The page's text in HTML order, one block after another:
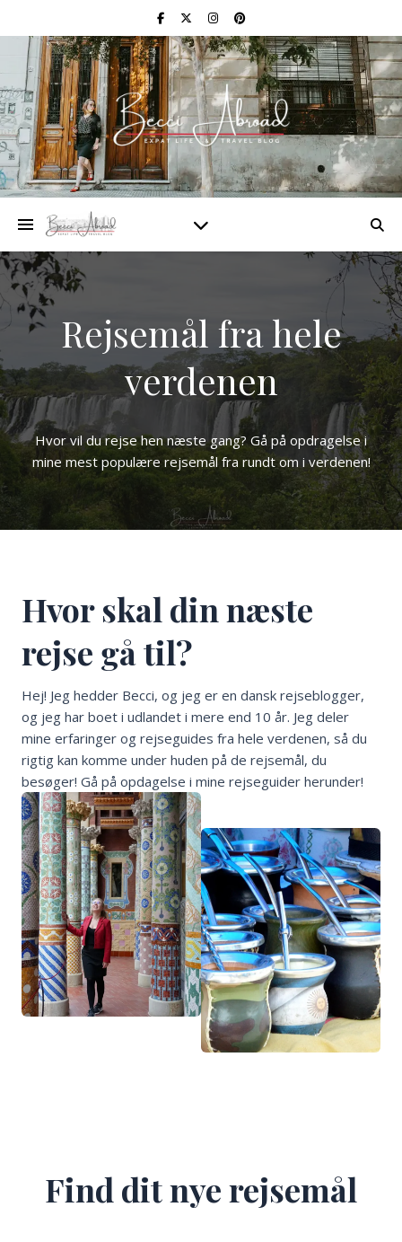
Rejsemål fra hele
verdenen
Hvor vil du rejse hen næste gang? Gå på opdragelse i
mine mest populære rejsemål fra rundt om i verdenen!
Hvor skal din næste
rejse gå til?
Hej! Jeg hedder Becci, og jeg er en dansk rejseblogger,
og jeg har boet i udlandet i mere end 10 år. Jeg deler
mine erfaringer og rejseguides fra hele verdenen, så du
rigtig kan komme under huden på de rejsemål, du
besøger! Gå på opdagelse i mine rejseguider herunder!
Find dit nye rejsemål